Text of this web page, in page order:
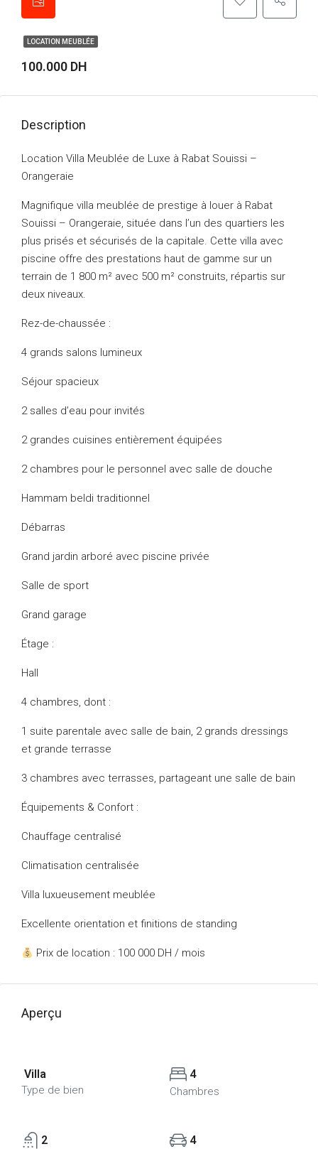
LOCATION MEUBLÉE
100.000 DH
Description
Location Villa Meublée de Luxe à Rabat Souissi –
Orangeraie
Magnifique villa meublée de prestige à louer à Rabat
Souissi – Orangeraie, située dans l’un des quartiers les
plus prisés et sécurisés de la capitale. Cette villa avec
piscine offre des prestations haut de gamme sur un
terrain de 1 800 m² avec 500 m² construits, répartis sur
deux niveaux.
Rez-de-chaussée :
4 grands salons lumineux
Séjour spacieux
2 salles d’eau pour invités
2 grandes cuisines entièrement équipées
2 chambres pour le personnel avec salle de douche
Hammam beldi traditionnel
Débarras
Grand jardin arboré avec piscine privée
Salle de sport
Grand garage
Étage :
Hall
4 chambres, dont :
1 suite parentale avec salle de bain, 2 grands dressings
et grande terrasse
3 chambres avec terrasses, partageant une salle de bain
Équipements & Confort :
Chauffage centralisé
Climatisation centralisée
Villa luxueusement meublée
Excellente orientation et finitions de standing
Prix de location : 100 000 DH / mois
Aperçu
Villa
Type de bien
4
Chambres
2 4